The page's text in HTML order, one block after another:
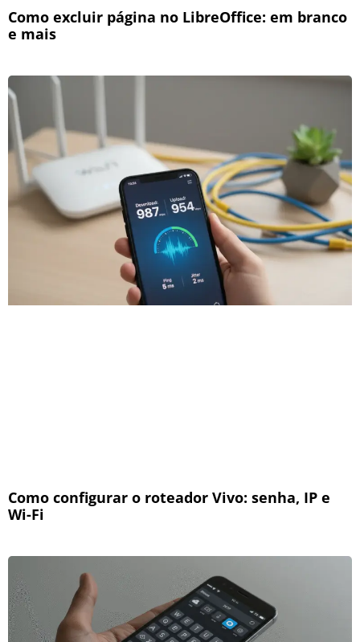
Como excluir página no LibreOffice: em branco
e mais
Como configurar o roteador Vivo: senha, IP e
Wi-Fi